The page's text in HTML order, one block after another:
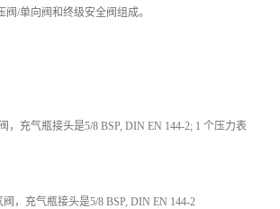
/单向阀和终级安全阀组成。
充气瓶接头是5/8 BSP, DIN EN 144-2; 1 个压力表
，充气瓶接头是5/8 BSP, DIN EN 144-2